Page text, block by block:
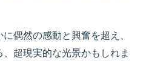
偶然の感動と興奮を超え、
超現実的な光景かもしれま